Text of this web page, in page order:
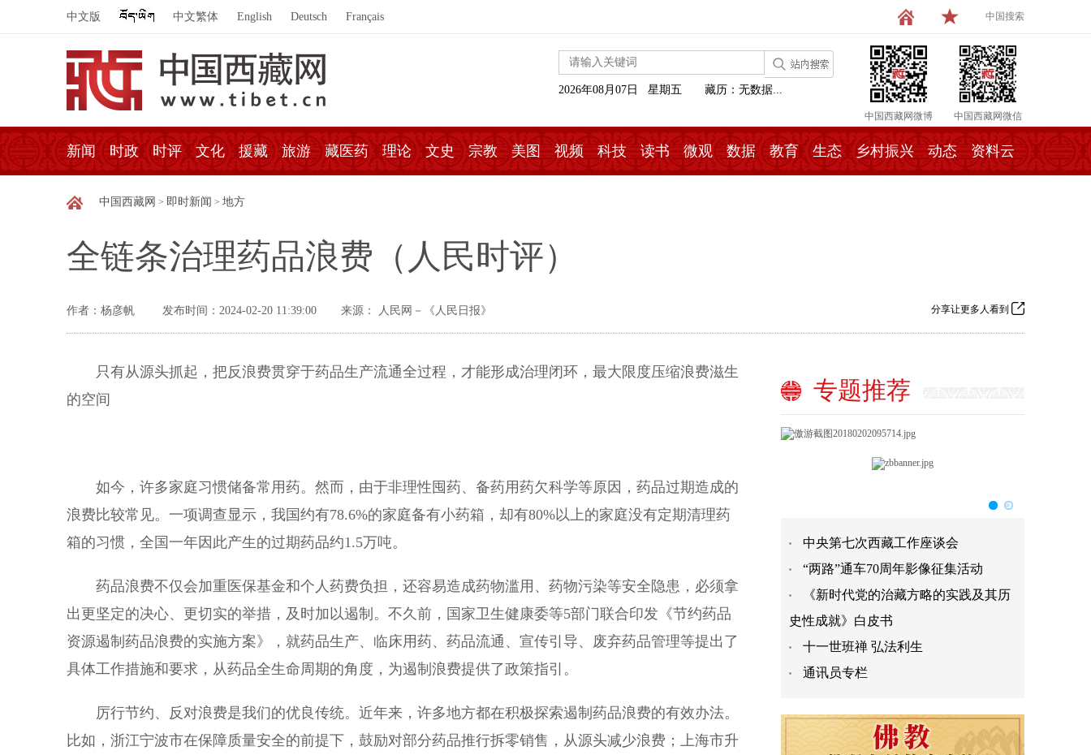
中文版 中文繁体 English Deutsch Français 中国搜索
中国西藏网微博 中国西藏网微信
2026年08月07日 星期五 藏历：无数据...
新闻 时政 时评 文化 援藏 旅游 藏医药 理论 文史 宗教 美图 视频 科技 读书 微观 数据 教育 生态 乡村振兴 动态 资料云
中国西藏网 > 即时新闻 > 地方
全链条治理药品浪费（人民时评）
作者：杨彦帆 发布时间：2024-02-20 11:39:00 来源： 人民网－《人民日报》 分享让更多人看到
只有从源头抓起，把反浪费贯穿于药品生产流通全过程，才能形成治理闭环，最大限度压缩浪费滋生
的空间
如今，许多家庭习惯储备常用药。然而，由于非理性囤药、备药用药欠科学等原因，药品过期造成的
浪费比较常见。一项调查显示，我国约有78.6%的家庭备有小药箱，却有80%以上的家庭没有定期清理药
箱的习惯，全国一年因此产生的过期药品约1.5万吨。
药品浪费不仅会加重医保基金和个人药费负担，还容易造成药物滥用、药物污染等安全隐患，必须拿
出更坚定的决心、更切实的举措，及时加以遏制。不久前，国家卫生健康委等5部门联合印发《节约药品
资源遏制药品浪费的实施方案》，就药品生产、临床用药、药品流通、宣传引导、废弃药品管理等提出了
具体工作措施和要求，从药品全生命周期的角度，为遏制浪费提供了政策指引。
厉行节约、反对浪费是我们的优良传统。近年来，许多地方都在积极探索遏制药品浪费的有效办法。
比如，浙江宁波市在保障质量安全的前提下，鼓励对部分药品推行拆零销售，从源头减少浪费；上海市升
专题推荐
中央第七次西藏工作座谈会
“两路”通车70周年影像征集活动
《新时代党的治藏方略的实践及其历
史性成就》白皮书
十一世班禅 弘法利生
通讯员专栏